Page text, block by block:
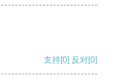
支持[0] 反对[0]